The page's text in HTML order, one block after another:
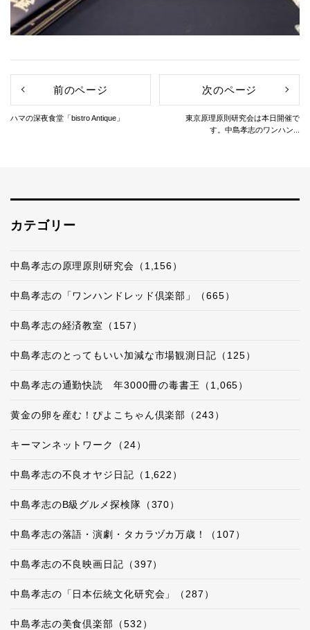
前のページ
ハマの深夜食堂「bistro Antique」
次のページ
東京原理原則研究会は本日開催で
す。中島孝志のワンハン...
カテゴリー
中島孝志の原理原則研究会（1,156）
中島孝志の「ワンハンドレッド倶楽部」（665）
中島孝志の経済教室（157）
中島孝志のとってもいい加減な市場観測日記（125）
中島孝志の通勤快読 年3000冊の毒書王（1,065）
黄金の卵を産む！ぴよこちゃん倶楽部（243）
キーマンネットワーク（24）
中島孝志の不良オヤジ日記（1,622）
中島孝志のB級グルメ探検隊（370）
中島孝志の落語・演劇・タカラヅカ万歳！（107）
中島孝志の不良映画日記（397）
中島孝志の「日本伝統文化研究会」（287）
中島孝志の美食倶楽部（532）